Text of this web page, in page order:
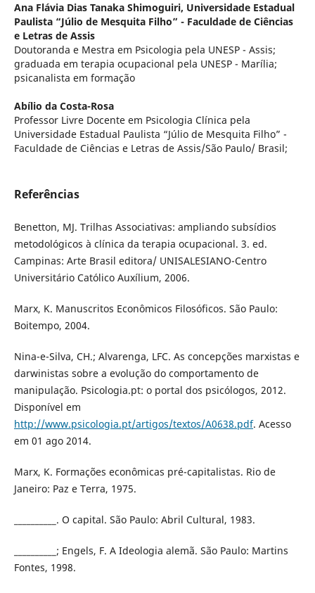
Ana Flávia Dias Tanaka Shimoguiri, Universidade Estadual
Paulista “Júlio de Mesquita Filho” - Faculdade de Ciências
e Letras de Assis
Doutoranda e Mestra em Psicologia pela UNESP - Assis;
graduada em terapia ocupacional pela UNESP - Marília;
psicanalista em formação
Abílio da Costa-Rosa
Professor Livre Docente em Psicologia Clínica pela
Universidade Estadual Paulista “Júlio de Mesquita Filho” -
Faculdade de Ciências e Letras de Assis/São Paulo/ Brasil;
Referências
Benetton, MJ. Trilhas Associativas: ampliando subsídios
metodológicos à clínica da terapia ocupacional. 3. ed.
Campinas: Arte Brasil editora/ UNISALESIANO-Centro
Universitário Católico Auxílium, 2006.
Marx, K. Manuscritos Econômicos Filosóficos. São Paulo:
Boitempo, 2004.
Nina-e-Silva, CH.; Alvarenga, LFC. As concepções marxistas e
darwinistas sobre a evolução do comportamento de
manipulação. Psicologia.pt: o portal dos psicólogos, 2012.
Disponível em
http://www.psicologia.pt/artigos/textos/A0638.pdf. Acesso
em 01 ago 2014.
Marx, K. Formações econômicas pré-capitalistas. Rio de
Janeiro: Paz e Terra, 1975.
__________. O capital. São Paulo: Abril Cultural, 1983.
__________; Engels, F. A Ideologia alemã. São Paulo: Martins
Fontes, 1998.